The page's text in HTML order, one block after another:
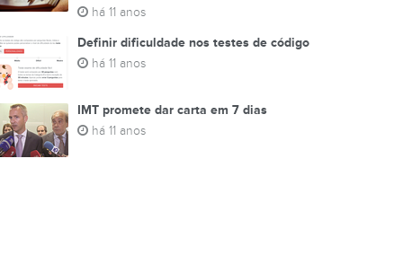
há 11 anos
Definir dificuldade nos testes de código
há 11 anos
IMT promete dar carta em 7 dias
há 11 anos